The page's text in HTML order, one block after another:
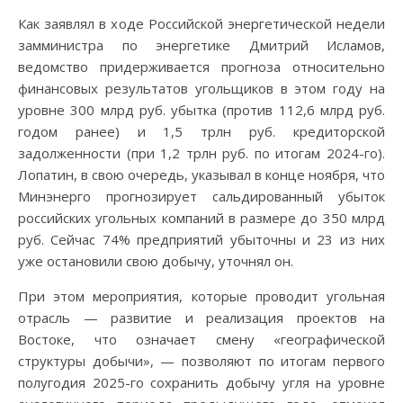
Как заявлял в ходе Российской энергетической недели
замминистра по энергетике Дмитрий Исламов,
ведомство придерживается прогноза относительно
финансовых результатов угольщиков в этом году на
уровне 300 млрд руб. убытка (против 112,6 млрд руб.
годом ранее) и 1,5 трлн руб. кредиторской
задолженности (при 1,2 трлн руб. по итогам 2024-го).
Лопатин, в свою очередь, указывал в конце ноября, что
Минэнерго прогнозирует сальдированный убыток
российских угольных компаний в размере до 350 млрд
руб. Сейчас 74% предприятий убыточны и 23 из них
уже остановили свою добычу, уточнял он.
При этом мероприятия, которые проводит угольная
отрасль — развитие и реализация проектов на
Востоке, что означает смену «географической
структуры добычи», — позволяют по итогам первого
полугодия 2025-го сохранить добычу угля на уровне